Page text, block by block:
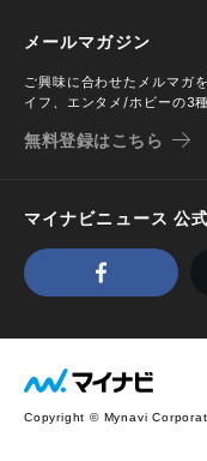
メールマガジン
ご興味に合わせたメルマガ
イフ、エンタメ/ホビーの3
無料登録はこちら
マイナビニュース 公
Copyright © Mynavi